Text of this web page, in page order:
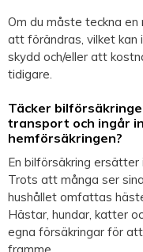
Om du måste teckna en
att förändras, vilket
skydd och/eller att
tidigare.
Täcker
transport och ingår
hemförsäkringen?
En bilförsäkring
Trots att många ser
hushållet omfattas
Hästar, hundar, katter
egna försäkringar för
framme.